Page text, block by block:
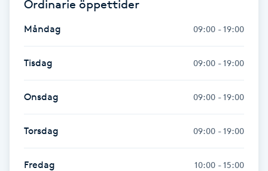
Gellack med förstärkning
Gravidmassage
Gravidyoga
Gruppträning
Gua Sha-massage
Ordinarie öppettider
Måndag 09:00 - 19:00
Tisdag 09:00 - 19:00
Onsdag 09:00 - 19:00
Torsdag 09:00 - 19:00
Fredag 10:00 - 15:00